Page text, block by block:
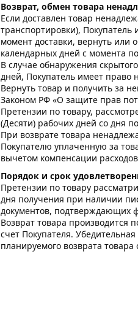
Возврат, обмен товара
Если доставлен товар
транспортировки), Покупатель
момент доставки, вернуть или
календарных дней с момента
В случае обнаружения
дней, Покупатель имеет право
Вернуть товар и получить за
Законом РФ «О защите прав
Претензии по товару,
(Десяти) рабочих дней со дня
При возврате товара
Покупателю уплаченную за
вычетом компенсации
Порядок и срок
Претензии по товару
дня получения при наличии
документов, подтверждающих
Возврат товара производится
счет Покупателя.
планируемого возврата